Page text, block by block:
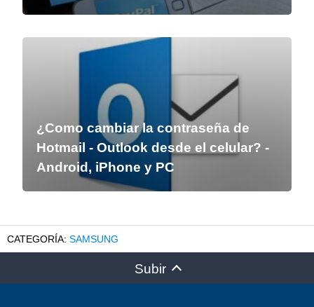
¿Como cambiar la contraseña de
Hotmail - Outlook desde el celular? -
Android, iPhone y PC
SAMSUNG
Subir